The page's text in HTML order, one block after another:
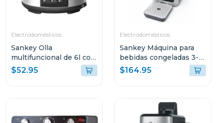
Electrodomésticos
Sankey Olla
multifuncional de 6l con
15 funciones para
cocinar ke65d
$52.95
Electrodomésticos
Sankey Máquina para
bebidas congeladas 3-
en-1 con pantalla tactil
sl2001
$164.95